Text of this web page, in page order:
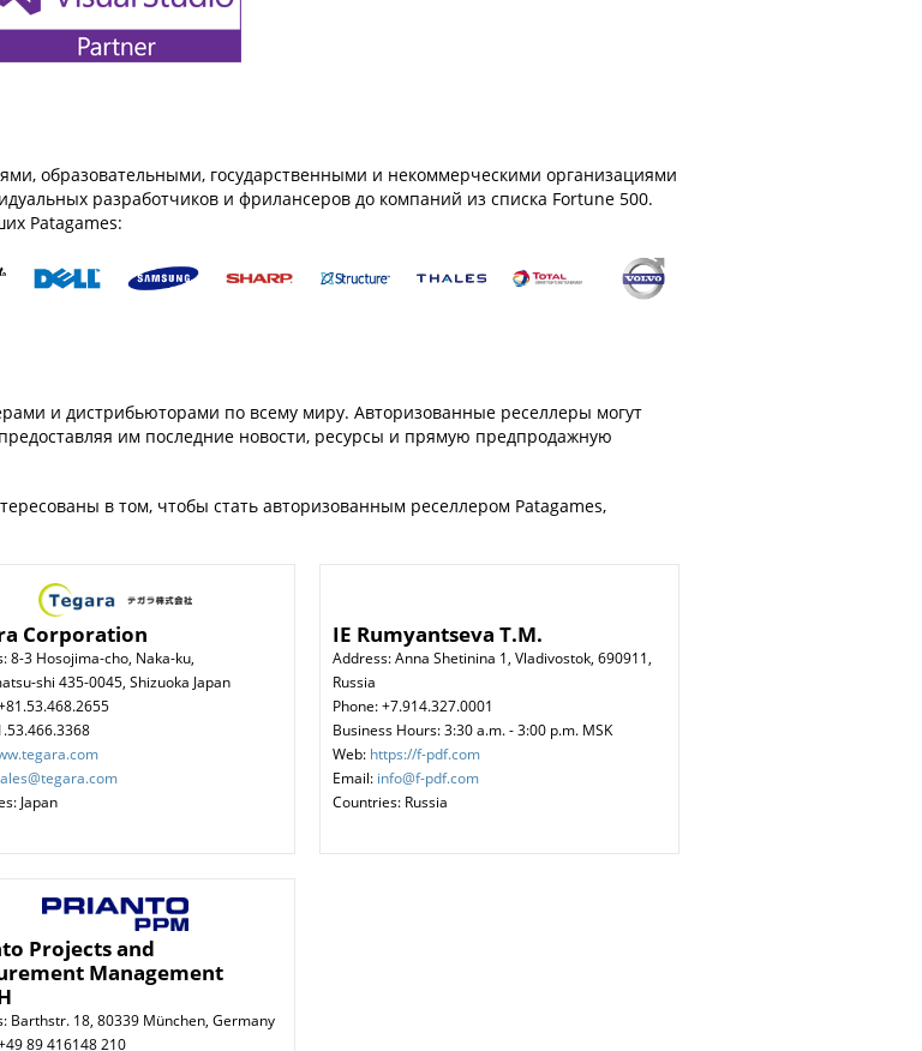
образовательными, государственными и некоммерческими организациями
разработчиков и фрилансеров до компаний из списка Fortune 500.
Patagames:
и дистрибьюторами по всему миру. Авторизованные реселлеры могут
им последние новости, ресурсы и прямую предпродажную
в том, чтобы стать авторизованным реселлером Patagames,
Corporation
8-3 Hosojima-cho, Naka-ku,
shi 435-0045, Shizuoka Japan
Japan
IE Rumyantseva T.M.
Address: Anna Shetinina 1, Vladivostok, 690911,
Russia
Phone: +7.914.327.0001
Business Hours: 3:30 a.m. - 3:00 p.m. MSK
Web: https://f-pdf.com
Email: info@f-pdf.com
Countries: Russia
Projects and
Management
Barthstr. 18, 80339 München, Germany
89 416148 210